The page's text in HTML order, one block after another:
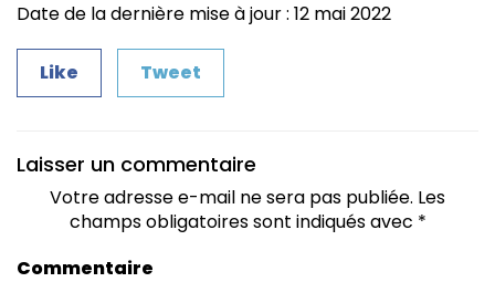
Date de la dernière mise à jour : 12 mai 2022
Like Tweet
Laisser un commentaire
Votre adresse e-mail ne sera pas publiée. Les
champs obligatoires sont indiqués avec *
Commentaire